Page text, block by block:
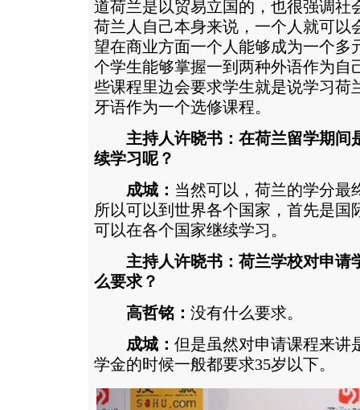
道荷兰是以贸易立国的，也很强调社
荷兰人自己本身来说，一个人就可以
望在商业方面一个人能够成为一个多
个学生能够掌握一到两种外语作为自
些课程里边会要求学生就是说学习荷
牙语作为一个选修课程。
主持人许晓书：在荷兰留学期间
续学习呢？
成城： 当然可以，荷兰的学分最
所以可以到世界各个国家，首先是国
可以在各个国家继续学习。
主持人许晓书：荷兰学校对申请
么要求？
高哲铭： 没有什么要求。
成城： 但是虽然对申请课程来讲
学金的时候一般都要求35岁以下。